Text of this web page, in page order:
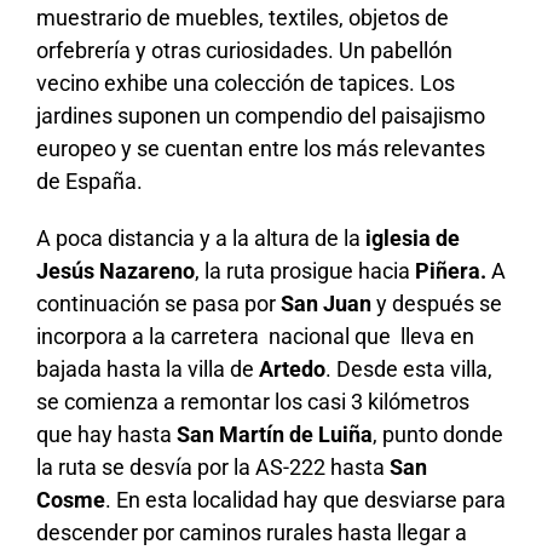
muestrario de muebles, textiles, objetos de
orfebrería y otras curiosidades. Un pabellón
vecino exhibe una colección de tapices. Los
jardines suponen un compendio del paisajismo
europeo y se cuentan entre los más relevantes
de España.
A poca distancia y a la altura de la iglesia de
Jesús Nazareno, la ruta prosigue hacia Piñera. A
continuación se pasa porSan Juany después se
incorpora a la carretera nacional que lleva en
bajada hasta la villa de Artedo. Desde esta villa,
se comienza a remontar los casi 3 kilómetros
que hay hasta San Martín de Luiña, punto donde
la ruta se desvía por la AS-222 hasta San
Cosme. En esta localidad hay que desviarse para
descender por caminos rurales hasta llegar a